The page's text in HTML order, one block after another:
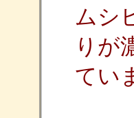
ムシ
りが
てい